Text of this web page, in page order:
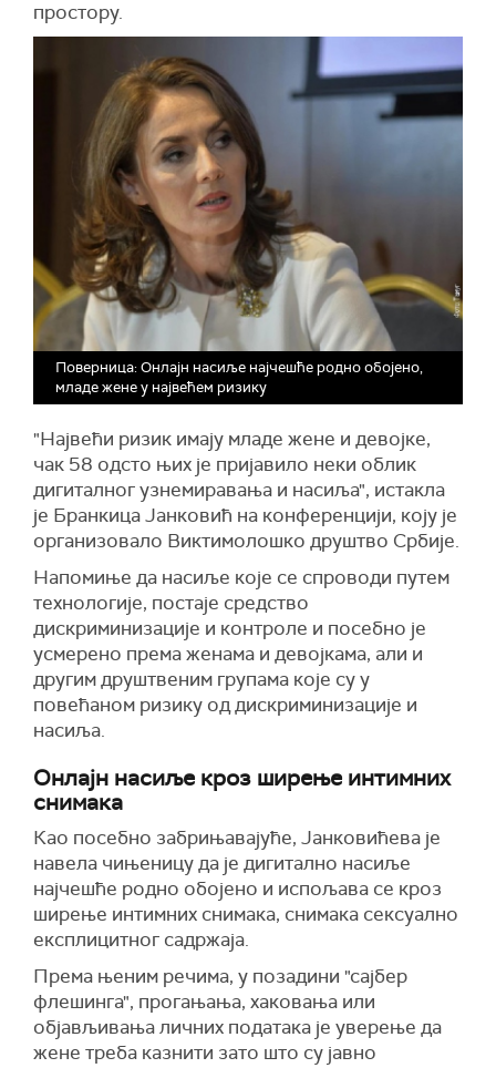
простору.
Поверница: Онлајн насиље најчешће родно обојено,
младе жене у највећем ризику
"Највећи ризик имају младе жене и девојке,
чак 58 одсто њих је пријавило неки облик
дигиталног узнемиравања и насиља", истакла
је Бранкица Јанковић на конференцији, коју је
организовало Виктимолошко друштво Србије.
Напомиње да насиље које се спроводи путем
технологије, постаје средство
дискриминизације и контроле и посебно је
усмерено према женама и девојкама, али и
другим друштвеним групама које су у
повећаном ризику од дискриминизације и
насиља.
Онлајн насиље кроз ширење интимних
снимака
Као посебно забрињавајуће, Јанковићева је
навела чињеницу да је дигитално насиље
најчешће родно обојено и испољава се кроз
ширење интимних снимака, снимака сексуално
експлицитног садржаја.
Према њеним речима, у позадини "сајбер
флешинга", прогањања, хаковања или
објављивања личних података је уверење да
жене треба казнити зато што су јавно